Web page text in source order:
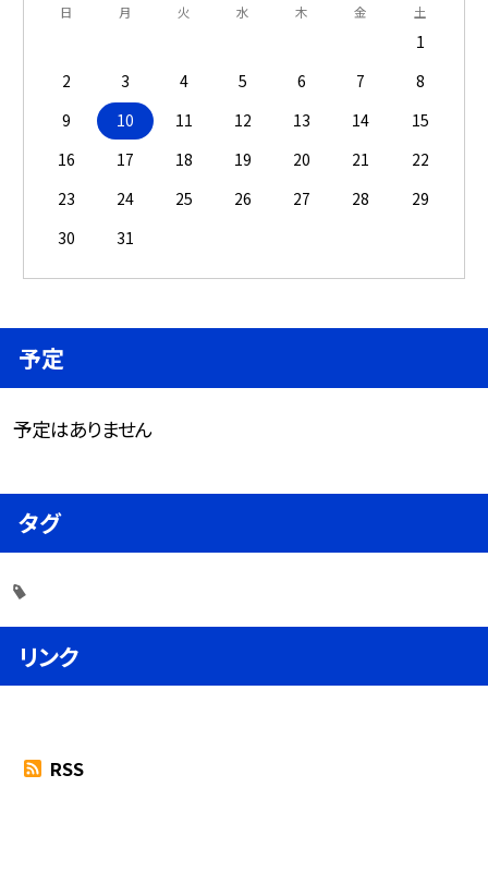
日 月 火 水 木 金 土
1
2
3 4 5 6 7
8
9
10 11 12 13 14
15
16
17 18 19 20 21
22
23
24 25 26 27 28
29
30
31
予定
予定はありません
タグ
リンク
RSS